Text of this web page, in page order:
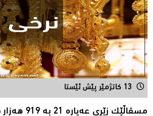
13 کاتژمێر پێش ئێستا
مسقاڵێک زێڕی عەیارە 21 بە 919 هەزار دینارە